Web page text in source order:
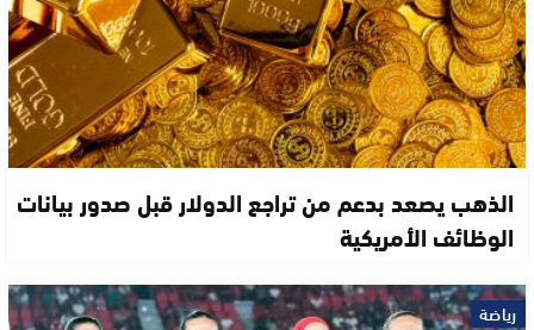
الذهب يصعد بدعم من تراجع الدولار قبل صدور بيانات
الوظائف الأمريكية
رياضة